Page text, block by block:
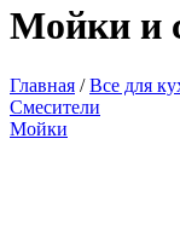
Мойки и
Главная /Все для
Смесители
Мойки